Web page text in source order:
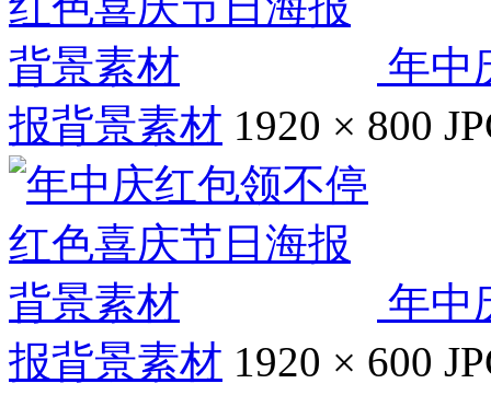
年中
报背景素材 1920 × 800
年中
报背景素材 1920 × 600